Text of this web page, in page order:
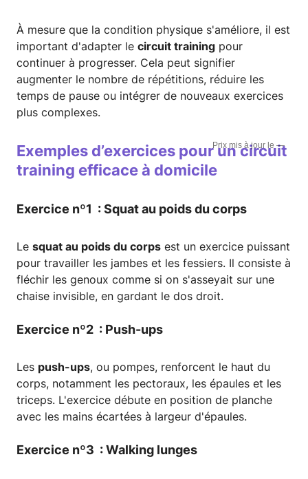
À mesure que la condition physique s'améliore, il est
important d'adapter le circuit training pour
continuer à progresser. Cela peut signifier
augmenter le nombre de répétitions, réduire les
temps de pause ou intégrer de nouveaux exercices
plus complexes.
—
Exemples d’exercices pour un circuit
training efficace à domicile
Exercice nº1 : Squat au poids du corps
Le squat au poids du corps est un exercice puissant
pour travailler les jambes et les fessiers. Il consiste à
fléchir les genoux comme si on s'asseyait sur une
chaise invisible, en gardant le dos droit.
Exercice nº2 : Push-ups
Les push-ups, ou pompes, renforcent le haut du
corps, notamment les pectoraux, les épaules et les
triceps. L'exercice débute en position de planche
avec les mains écartées à largeur d'épaules.
Exercice nº3 : Walking lunges